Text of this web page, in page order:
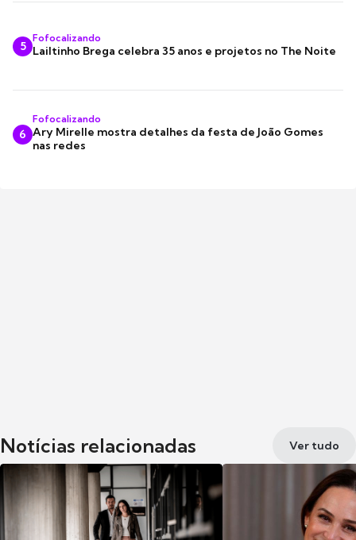
5
Fofocalizando
Lailtinho Brega celebra 35 anos e projetos no The Noite
6
Fofocalizando
Ary Mirelle mostra detalhes da festa de João Gomes
nas redes
Notícias relacionadas Ver tudo